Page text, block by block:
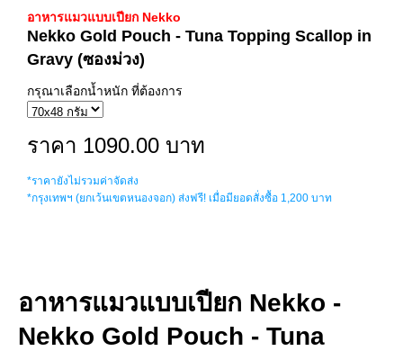
อาหารแมวแบบเปียก Nekko
Nekko Gold Pouch - Tuna Topping Scallop in
Gravy (ซองม่วง)
กรุณาเลือกน้ำหนัก ที่ต้องการ
ราคา 1090.00 บาท
*ราคายังไม่รวมค่าจัดส่ง
*กรุงเทพฯ (ยกเว้นเขตหนองจอก) ส่งฟรี! เมื่อมียอดสั่งซื้อ 1,200 บาท
อาหารแมวแบบเปียก Nekko -
Nekko Gold Pouch - Tuna